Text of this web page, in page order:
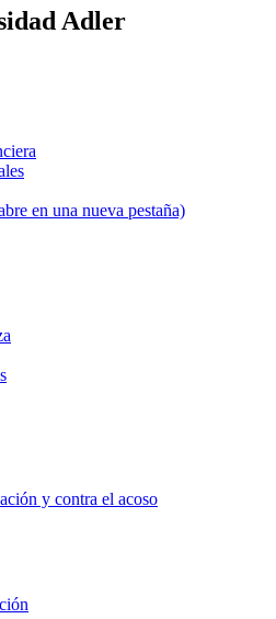
Adler
en una nueva pestaña)
y contra el acoso